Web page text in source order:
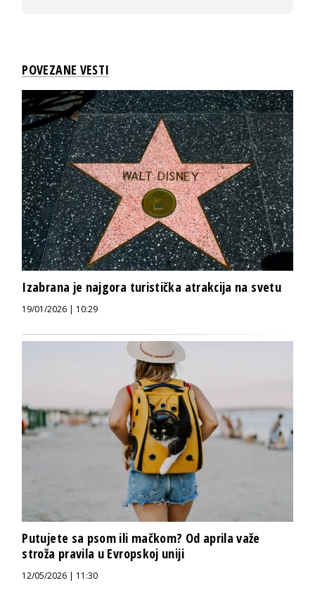
POVEZANE VESTI
Izabrana je najgora turistička atrakcija na svetu
19/01/2026 | 10:29
Putujete sa psom ili mačkom? Od aprila važe
stroža pravila u Evropskoj uniji
12/05/2026 | 11:30